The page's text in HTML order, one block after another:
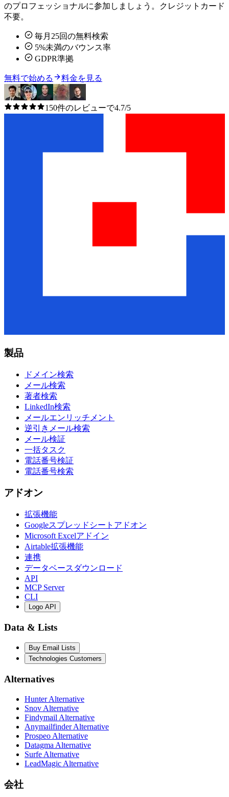
のプロフェッショナルに参加しましょう。クレジットカード
不要。
毎月25回の無料検索
5%未満のバウンス率
GDPR準拠
無料で始める 料金を見る
150件のレビューで4.7/5
製品
ドメイン検索
メール検索
著者検索
LinkedIn検索
メールエンリッチメント
逆引きメール検索
メール検証
一括タスク
電話番号検証
電話番号検索
アドオン
拡張機能
Googleスプレッドシートアドオン
Microsoft Excelアドイン
Airtable拡張機能
連携
データベースダウンロード
API
MCP Server
CLI
Logo API
Data & Lists
Buy Email Lists
Technologies Customers
Alternatives
Hunter Alternative
Snov Alternative
Findymail Alternative
Anymailfinder Alternative
Prospeo Alternative
Datagma Alternative
Surfe Alternative
LeadMagic Alternative
会社